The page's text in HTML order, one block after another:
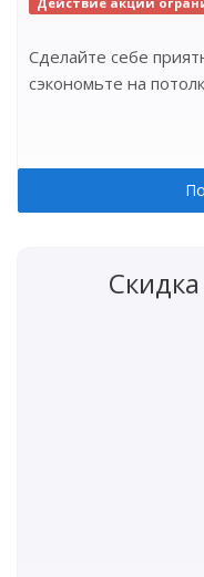
Сделайте себе
сэкономьте на